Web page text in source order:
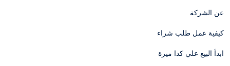
عن الشركة
كيفية عمل طلب شراء
ابدأ البيع علي كذا ميزة